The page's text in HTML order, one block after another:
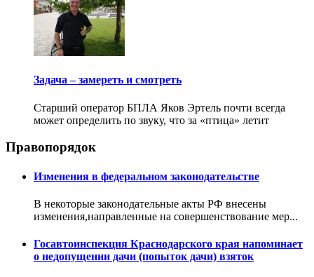
Задача – замереть и смотреть
Старший оператор БПЛА Яков Эртель почти всегда
может определить по звуку, что за «птица» летит
Правопорядок
Изменения в федеральном законодательстве
В некоторые законодательные акты РФ внесены
изменения,направленные на совершенствование мер...
Госавтоинспекция Краснодарского края напоминает
о недопущении дачи (попыток дачи) взяток